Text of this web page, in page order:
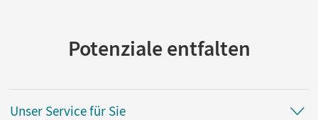
Potenziale entfalten
Unser Service für Sie